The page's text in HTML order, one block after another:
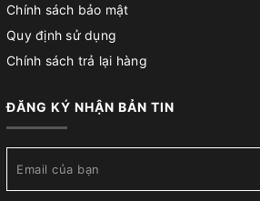
Chính sách bảo mật
Quy định sử dụng
Chính sách trả lại hàng
ĐĂNG KÝ NHẬN BẢN TIN